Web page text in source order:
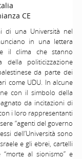
CE
di una Università nel
in una lettera
il clima che stanno
della politicizzazione
da parte dei
come UDU. In alcune
con il simbolo della
da incitazioni di
i loro rappresentanti
“agenti del governo
dell’Università sono
e gli ebrei, cartelli
al sionismo” e